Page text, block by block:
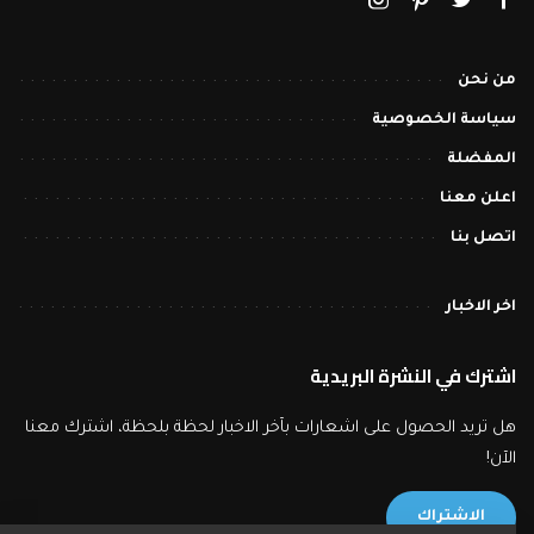
من نحن
سياسة الخصوصية
المفضلة
اعلن معنا
اتصل بنا
اخر الاخبار
اشترك في النشرة البريدية
هل تريد الحصول على اشعارات بآخر الاخبار لحظة بلحظة، اشترك معنا
الآن!
الاشتراك